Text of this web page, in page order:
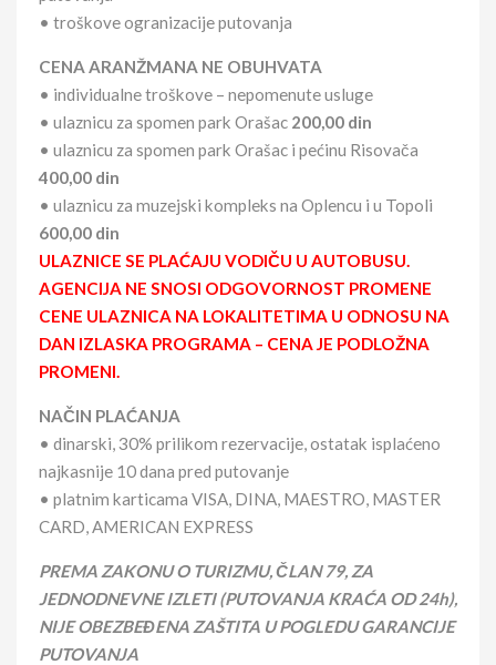
• troškove ogranizacije putovanja
CENA ARANŽMANA NE OBUHVATA
• individualne troškove – nepomenute usluge
• ulaznicu za spomen park Orašac 200,00 din
• ulaznicu za spomen park Orašac i pećinu Risovača
400,00 din
• ulaznicu za muzejski kompleks na Oplencu i u Topoli
600,00 din
ULAZNICE SE PLAĆAJU VODIČU U AUTOBUSU.
AGENCIJA NE SNOSI ODGOVORNOST PROMENE
CENE ULAZNICA NA LOKALITETIMA U ODNOSU NA
DAN IZLASKA PROGRAMA – CENA JE PODLOŽNA
PROMENI.
NAČIN PLAĆANJA
• dinarski, 30% prilikom rezervacije, ostatak isplaćeno
najkasnije 10 dana pred putovanje
• platnim karticama VISA, DINA, MAESTRO, MASTER
CARD, AMERICAN EXPRESS
PREMA ZAKONU O TURIZMU, ČLAN 79, ZA
JEDNODNEVNE IZLETI (PUTOVANJA KRAĆA OD 24h),
NIJE OBEZBEĐENA ZAŠTITA U POGLEDU GARANCIJE
PUTOVANJA